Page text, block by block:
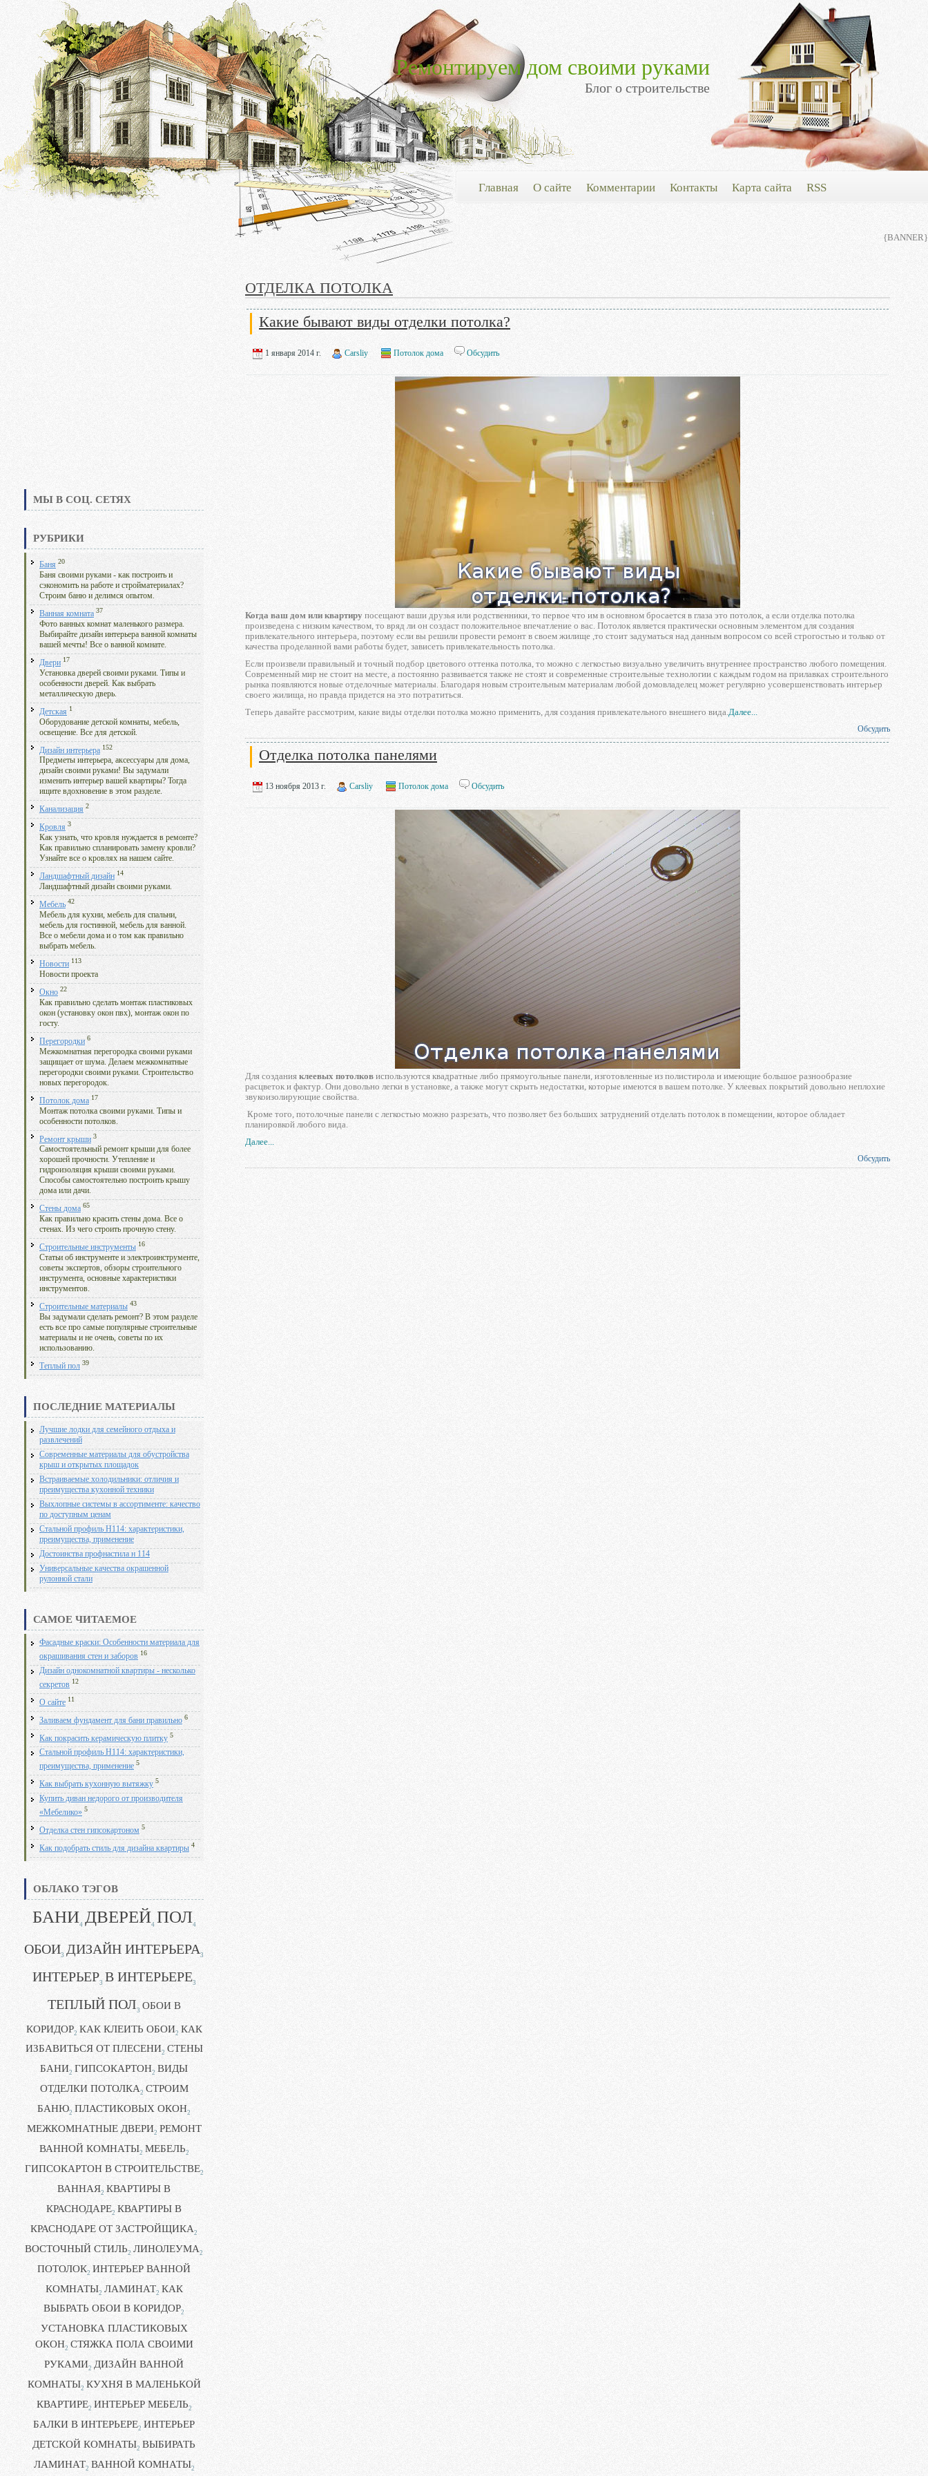
Ремонтируем дом своими руками
Блог о строительстве
Главная О сайте Комментарии Контакты Карта сайта RSS
{BANNER}
МЫ В СОЦ. СЕТЯХ
РУБРИКИ
Баня 20
Баня своими руками - как построить и
сэкономить на работе и стройматериалах?
Строим баню и делимся опытом.
Ванная комната 37
Фото ванных комнат маленького размера.
Выбирайте дизайн интерьера ванной комнаты
вашей мечты! Все о ванной комнате.
Двери 17
Установка дверей своими руками. Типы и
особенности дверей. Как выбрать
металлическую дверь.
Детская 1
Оборудование детской комнаты, мебель,
освещение. Все для детской.
Дизайн интерьера 152
Предметы интерьера, аксессуары для дома,
дизайн своими руками! Вы задумали
изменить интерьер вашей квартиры? Тогда
ищите вдохновение в этом разделе.
Канализация 2
Кровля 3
Как узнать, что кровля нуждается в ремонте?
Как правильно спланировать замену кровли?
Узнайте все о кровлях на нашем сайте.
Ландшафтный дизайн 14
Ландшафтный дизайн своими руками.
Мебель 42
Мебель для кухни, мебель для спальни,
мебель для гостинной, мебель для ванной.
Все о мебели дома и о том как правильно
выбрать мебель.
Новости 113
Новости проекта
Окно 22
Как правильно сделать монтаж пластиковых
окон (установку окон пвх), монтаж окон по
госту.
Перегородки 6
Межкомнатная перегородка своими руками
защищает от шума. Делаем межкомнатные
перегородки своими руками. Строительство
новых перегородок.
Потолок дома 17
Монтаж потолка своими руками. Типы и
особенности потолков.
Ремонт крыши 3
Самостоятельный ремонт крыши для более
хорошей прочности. Утепление и
гидроизоляция крыши своими руками.
Способы самостоятельно построить крышу
дома или дачи.
Стены дома 65
Как правильно красить стены дома. Все о
стенах. Из чего строить прочную стену.
Строительные инструменты 16
Статьи об инструменте и электроинструменте,
советы экспертов, обзоры строительного
инструмента, основные характеристики
инструментов.
Строительные материалы 43
Вы задумали сделать ремонт? В этом разделе
есть все про самые популярные строительные
материалы и не очень, советы по их
использованию.
Теплый пол 39
ПОСЛЕДНИЕ МАТЕРИАЛЫ
Лучшие лодки для семейного отдыха и
развлечений
Современные материалы для обустройства
крыш и открытых площадок
Встраиваемые холодильники: отличия и
преимущества кухонной техники
Выхлопные системы в ассортименте: качество
по доступным ценам
Стальной профиль Н114: характеристики,
преимущества, применение
Достоинства профнастила н 114
Универсальные качества окрашенной
рулонной стали
САМОЕ ЧИТАЕМОЕ
Фасадные краски: Особенности материала для
окрашивания стен и заборов 16
Дизайн однокомнатной квартиры - несколько
секретов 12
О сайте 11
Заливаем фундамент для бани правильно 6
Как покрасить керамическую плитку 5
Стальной профиль Н114: характеристики,
преимущества, применение 5
Как выбрать кухонную вытяжку 5
Купить диван недорого от производителя
«Мебелико» 5
Отделка стен гипсокартоном 5
Как подобрать стиль для дизайна квартиры 4
ОБЛАКО ТЭГОВ
БАНИ4 ДВЕРЕЙ4 ПОЛ4
ОБОИ3 ДИЗАЙН ИНТЕРЬЕРА3
ИНТЕРЬЕР3 В ИНТЕРЬЕРЕ3
ТЕПЛЫЙ ПОЛ3 ОБОИ В
КОРИДОР2 КАК КЛЕИТЬ ОБОИ2 КАК
ИЗБАВИТЬСЯ ОТ ПЛЕСЕНИ2 СТЕНЫ
БАНИ2 ГИПСОКАРТОН2 ВИДЫ
ОТДЕЛКИ ПОТОЛКА2 СТРОИМ
БАНЮ2 ПЛАСТИКОВЫХ ОКОН2
МЕЖКОМНАТНЫЕ ДВЕРИ2 РЕМОНТ
ВАННОЙ КОМНАТЫ2 МЕБЕЛЬ2
ГИПСОКАРТОН В СТРОИТЕЛЬСТВЕ2
ВАННАЯ2 КВАРТИРЫ В
КРАСНОДАРЕ2 КВАРТИРЫ В
КРАСНОДАРЕ ОТ ЗАСТРОЙЩИКА2
ВОСТОЧНЫЙ СТИЛЬ2 ЛИНОЛЕУМА2
ПОТОЛОК2 ИНТЕРЬЕР ВАННОЙ
КОМНАТЫ2 ЛАМИНАТ2 КАК
ВЫБРАТЬ ОБОИ В КОРИДОР2
УСТАНОВКА ПЛАСТИКОВЫХ
ОКОН2 СТЯЖКА ПОЛА СВОИМИ
РУКАМИ2 ДИЗАЙН ВАННОЙ
КОМНАТЫ2 КУХНЯ В МАЛЕНЬКОЙ
КВАРТИРЕ2 ИНТЕРЬЕР МЕБЕЛЬ2
БАЛКИ В ИНТЕРЬЕРЕ2 ИНТЕРЬЕР
ДЕТСКОЙ КОМНАТЫ2 ВЫБИРАТЬ
ЛАМИНАТ2 ВАННОЙ КОМНАТЫ2
ОТДЕЛКА ПОТОЛКА
Какие бывают виды отделки потолка?
1 января 2014 г. Carsliy Потолок дома Обсудить
Когда ваш дом или квартиру посещают ваши друзья или родственники, то первое что им в основном бросается в глаза это потолок, а если отделка потолка
произведена с низким качеством, то вряд ли он создаст положительное впечатление о вас. Потолок является практически основным элементом для создания
привлекательного интерьера, поэтому если вы решили провести ремонт в своем жилище ,то стоит задуматься над данным вопросом со всей строгостью и только от
качества проделанной вами работы будет, зависеть привлекательность потолка.
Если произвели правильный и точный подбор цветового оттенка потолка, то можно с легкостью визуально увеличить внутреннее пространство любого помещения.
Современный мир не стоит на месте, а постоянно развивается также не стоят и современные строительные технологии с каждым годом на прилавках строительного
рынка появляются новые отделочные материалы. Благодаря новым строительным материалам любой домовладелец может регулярно усовершенствовать интерьер
своего жилища, но правда придется на это потратиться.
Теперь давайте рассмотрим, какие виды отделки потолка можно применить, для создания привлекательного внешнего вида.Далее...
Обсудить
Отделка потолка панелями
13 ноября 2013 г. Carsliy Потолок дома Обсудить
Для создания клеевых потолков используются квадратные либо прямоугольные панели, изготовленные из полистирола и имеющие большое разнообразие
расцветок и фактур. Они довольно легки в установке, а также могут скрыть недостатки, которые имеются в вашем потолке. У клеевых покрытий довольно неплохие
звукоизолирующие свойства.
Кроме того, потолочные панели с легкостью можно разрезать, что позволяет без больших затруднений отделать потолок в помещении, которое обладает
планировкой любого вида.
Далее...
Обсудить